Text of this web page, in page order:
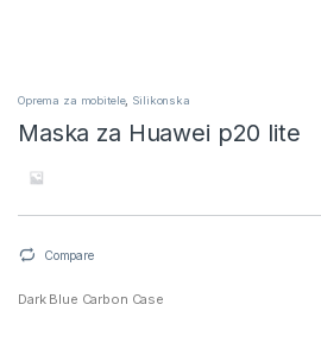
Oprema za mobitele, Silikonska
Maska za Huawei p20 lite
Compare
Dark Blue Carbon Case